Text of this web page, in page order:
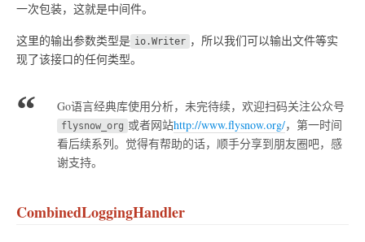
一次包装，这就是中间件。
这里的输出参数类型是 io.Writer ，所以我们可以输出文件等实
现了该接口的任何类型。
Go语言经典库使用分析，未完待续，欢迎扫码关注公众号
flysnow_org 或者网站http://www.flysnow.org/，第一时间
看后续系列。觉得有帮助的话，顺手分享到朋友圈吧，感
谢支持。
CombinedLoggingHandler